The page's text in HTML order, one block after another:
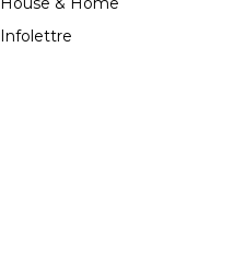
Infolettre